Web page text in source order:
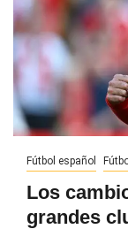
Fútbol español
Los
grandes